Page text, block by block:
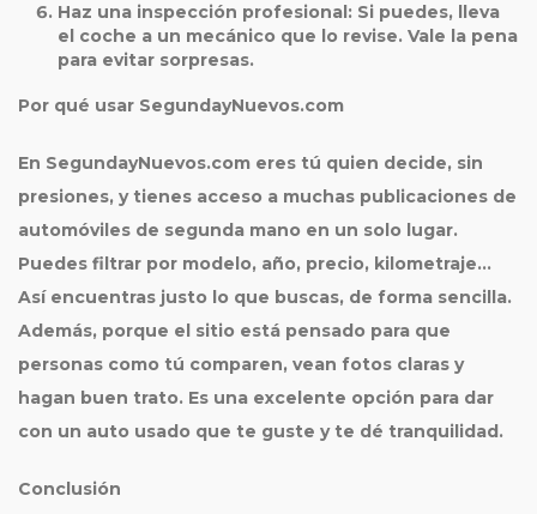
Haz una inspección profesional: Si puedes, lleva
el coche a un mecánico que lo revise. Vale la pena
para evitar sorpresas.
Por qué usar SegundayNuevos.com
En SegundayNuevos.com eres tú quien decide, sin
presiones, y tienes acceso a muchas publicaciones de
automóviles de segunda mano en un solo lugar.
Puedes filtrar por modelo, año, precio, kilometraje…
Así encuentras justo lo que buscas, de forma sencilla.
Además, porque el sitio está pensado para que
personas como tú comparen, vean fotos claras y
hagan buen trato. Es una excelente opción para dar
con un auto usado que te guste y te dé tranquilidad.
Conclusión